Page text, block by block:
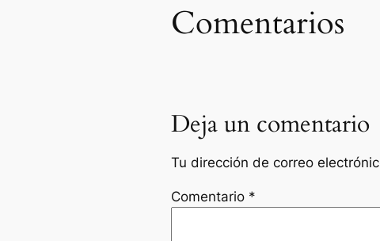
Comentarios
Deja un comentario
Tu dirección de correo
Comentario *